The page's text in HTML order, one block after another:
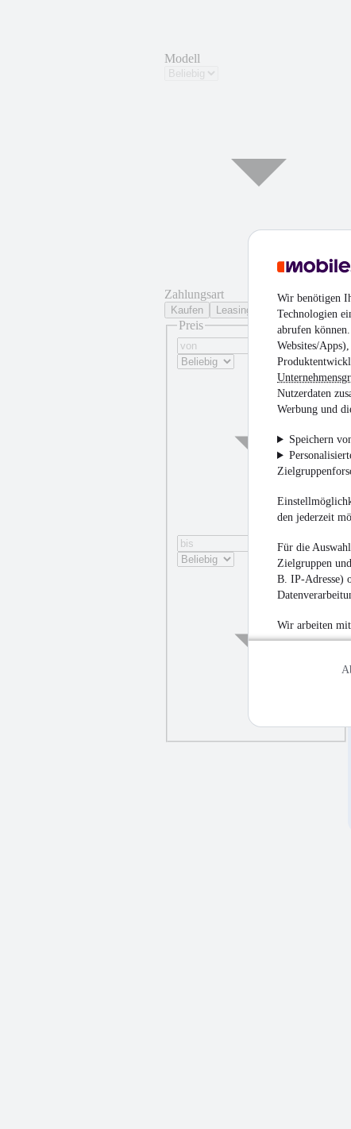
Wir benötigen
Technologien
abrufen
Websites/
Nutzerdaten
Werbung und
Speichern
den jederzeit
Für die
Zielgruppen
B. IP-Adresse)
Wir arbeiten
Modell
Zahlungsart
Kaufen Leasing
Preis